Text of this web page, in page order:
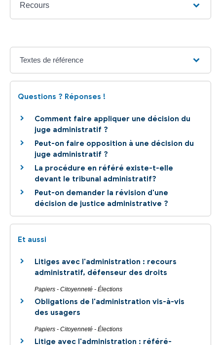
Recours
Textes de référence
Questions ? Réponses !
Comment faire appliquer une décision du
juge administratif ?
Peut-on faire opposition à une décision du
juge administratif ?
La procédure en référé existe-t-elle
devant le tribunal administratif?
Peut-on demander la révision d'une
décision de justice administrative ?
Et aussi
Litiges avec l'administration : recours
administratif, défenseur des droits
Papiers - Citoyenneté - Élections
Obligations de l'administration vis-à-vis
des usagers
Papiers - Citoyenneté - Élections
Litige avec l'administration : référé-